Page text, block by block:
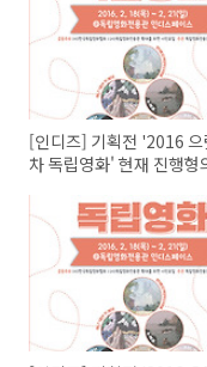
[인디즈] 기획전 '2016 으
차 독립영화' 현재 진행형